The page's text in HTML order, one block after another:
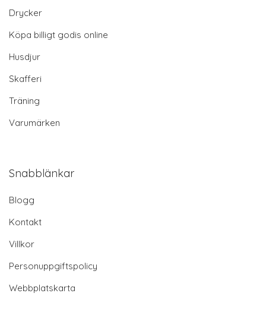
Drycker
Köpa billigt godis online
Husdjur
Skafferi
Träning
Varumärken
Snabblänkar
Blogg
Kontakt
Villkor
Personuppgiftspolicy
Webbplatskarta